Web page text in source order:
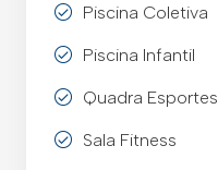
Piscina Coletiva
Piscina Infantil
Quadra Esportes
Sala Fitness